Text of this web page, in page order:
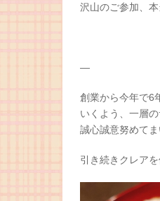
沢山のご参加、
—
創業から今年で6
いくよう、一層
誠心誠意努めてま
引き続きクレア